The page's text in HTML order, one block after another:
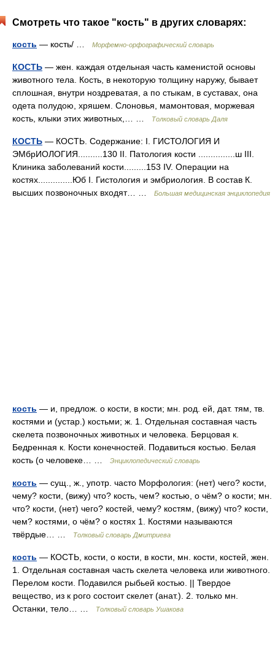
Смотреть что такое "кость" в других словарях:
кость — кость/ … Морфемно-орфографический словарь
КОСТЬ — жен. каждая отдельная часть каменистой основы
животного тела. Кость, в некоторую толщину наружу, бывает
сплошная, внутри ноздреватая, а по стыкам, в суставах, она
одета полудою, хряшем. Слоновья, мамонтовая, моржевая
кость, клыки этих животных,… …
Толковый словарь Даля
КОСТЬ — КОСТЬ. Содержание: I. ГИСТОЛОГИЯ И
ЭМбрИОЛОГИЯ..........130 II. Патология кости ...............ш III.
Клиника заболеваний кости.........153 IV. Операции на
костях..............Юб I. Гистология и эмбриология. В состав К.
высших позвоночных входят… …
Большая медицинская энциклопедия
кость — и, предлож. о кости, в кости; мн. род. ей, дат. тям, тв.
костями и (устар.) костьми; ж. 1. Отдельная составная часть
скелета позвоночных животных и человека. Берцовая к.
Бедренная к. Кости конечностей. Подавиться костью. Белая
кость (о человеке… …
Энциклопедический словарь
кость — сущ., ж., употр. часто Морфология: (нет) чего? кости,
чему? кости, (вижу) что? кость, чем? костью, о чём? о кости; мн.
что? кости, (нет) чего? костей, чему? костям, (вижу) что? кости,
чем? костями, о чём? о костях 1. Костями называются
твёрдые… …
Толковый словарь Дмитриева
кость — КОСТЬ, кости, о кости, в кости, мн. кости, костей, жен.
1. Отдельная составная часть скелета человека или животного.
Перелом кости. Подавился рыбьей костью. || Твердое
вещество, из к рого состоит скелет (анат.). 2. только мн.
Останки, тело… …
Толковый словарь Ушакова